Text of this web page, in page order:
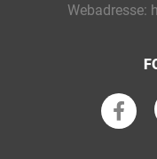
Webadresse: